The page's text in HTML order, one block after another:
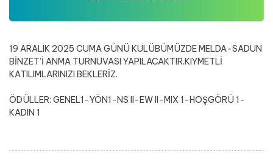
19 ARALIK 2025 CUMA GÜNÜ KULÜBÜMÜZDE MELDA-SADUN
BİNZET’İ ANMA TURNUVASI YAPILACAKTIR.KIYMETLİ
KATILIMLARINIZI BEKLERİZ.
ÖDÜLLER: GENEL1-YÖN1-NS II-EW II-MIX 1-HOŞGÖRÜ 1-
KADIN 1